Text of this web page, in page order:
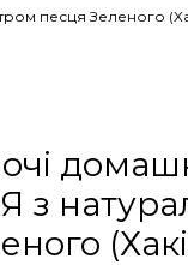
песця Зеленого
з